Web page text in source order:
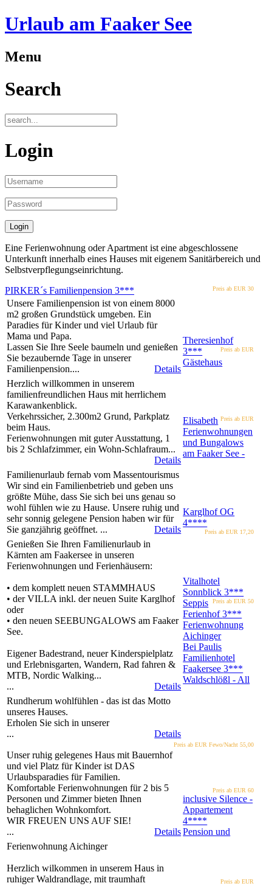
Urlaub am Faaker See
Menu
Search
Login
Eine Ferienwohnung oder Apartment ist eine abgeschlossene
Unterkunft innerhalb eines Hauses mit eigenem Sanitärbereich und
Selbstverpflegungseinrichtung.
PIRKER´s Familienpension 3*** Preis ab EUR30
Unsere Familienpension ist von einem 8000
m2 großen Grundstück umgeben. Ein
Paradies für Kinder und viel Urlaub für
Mama und Papa.
Lassen Sie Ihre Seele baumeln und genießen
Sie bezaubernde Tage in unserer
Familienpension....
Details
Theresienhof
3***
Preis ab EUR
Herzlich willkommen in unserem
familienfreundlichen Haus mit herrlichem
Karawankenblick.
Verkehrssicher, 2.300m2 Grund, Parkplatz
beim Haus.
Ferienwohnungen mit guter Ausstattung, 1
bis 2 Schlafzimmer, ein Wohn-Schlafraum...
Details
Gästehaus
Elisabeth Preis ab EUR
Familienurlaub fernab vom Massentourismus
Wir sind ein Familienbetrieb und geben uns
größte Mühe, dass Sie sich bei uns genau so
wohl fühlen wie zu Hause. Unsere ruhig und
sehr sonnig gelegene Pension haben wir für
Sie ganzjährig geöffnet. ...
Details
Ferienwohnungen
und Bungalows
am Faaker See -
Karglhof OG
4****
Preis ab EUR 17,20
Genießen Sie Ihren Familienurlaub in
Kärnten am Faakersee in unseren
Ferienwohnungen und Ferienhäusern:
• dem komplett neuen STAMMHAUS
• der VILLA inkl. der neuen Suite Karglhof
oder
• den neuen SEEBUNGALOWS am Faaker
See.
Eigener Badestrand, neuer Kinderspielplatz
und Erlebnisgarten, Wandern, Rad fahren &
MTB, Nordic Walking...
...
Details
Vitalhotel
Sonnblick3***
Preis ab EUR50
Rundherum wohlfühlen - das ist das Motto
unseres Hauses.
Erholen Sie sich in unserer
...
Details
Seppis
Ferienhof3***
Preis ab EURFewo/Nacht 55,00
Unser ruhig gelegenes Haus mit Bauernhof
und viel Platz für Kinder ist DAS
Urlaubsparadies für Familien.
Komfortable Ferienwohnungen für 2 bis 5
Personen und Zimmer bieten Ihnen
behaglichen Wohnkomfort.
WIR FREUEN UNS AUF SIE!
...
Details
Ferienwohnung
Aichinger
Preis ab EUR60
Ferienwohnung Aichinger
Herzlich wilkommen in unserem Haus in
ruhiger Waldrandlage, mit traumhaft
Bei Paulis
Familienhotel
Faakersee3***
Preis ab EUR
Waldschlößl - All
inclusive Silence -
Appartement
4****
Pension und